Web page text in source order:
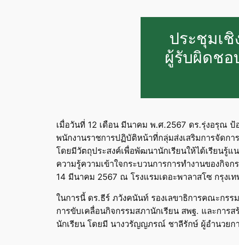
ประชุมเ
ผู้รับผิดชอ
เมื่อวันที่ 12 เดือน มีนาคม พ.ศ.2567 ดร.รุ่งอรุณ
พนักงานราชการปฏิบัติหน้าที่กลุ่มส่งเสริมการจัดกา
โดยมีวัตถุประสงค์เพื่อพัฒนานักเรียนให้ได้เรียนรู้
ความรู้ความเข้าใจกระบวนการการทำงานของกิ
14 มีนาคม 2567 ณ โรงแรมเดอะพาลาสโซ กรุงเ
ในการนี้ ดร.ธีร์ ภวังคนันท์ รองเลขาธิการคณะกร
การขับเคลื่อนกิจกรรมสภานักเรียน สพฐ. และการ
นักเรียน โดยมี นางวรัญญภรณ์ ชาลีรักษ์ ผู้อำนวยก